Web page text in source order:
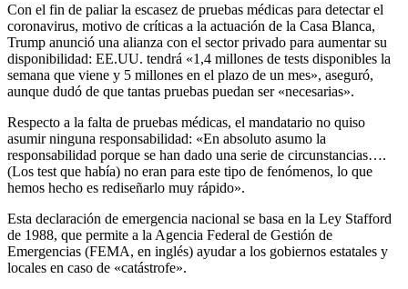
Con el fin de paliar la escasez de pruebas médicas para detectar el
coronavirus, motivo de críticas a la actuación de la Casa Blanca,
Trump anunció una alianza con el sector privado para aumentar su
disponibilidad: EE.UU. tendrá «1,4 millones de tests disponibles la
semana que viene y 5 millones en el plazo de un mes», aseguró,
aunque dudó de que tantas pruebas puedan ser «necesarias».
Respecto a la falta de pruebas médicas, el mandatario no quiso
asumir ninguna responsabilidad: «En absoluto asumo la
responsabilidad porque se han dado una serie de circunstancias….
(Los test que había) no eran para este tipo de fenómenos, lo que
hemos hecho es rediseñarlo muy rápido».
Esta declaración de emergencia nacional se basa en la Ley Stafford
de 1988, que permite a la Agencia Federal de Gestión de
Emergencias (FEMA, en inglés) ayudar a los gobiernos estatales y
locales en caso de «catástrofe».